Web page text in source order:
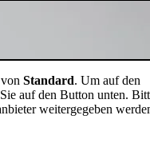
Standard. Um auf den
auf den Button unten.
weitergegeben